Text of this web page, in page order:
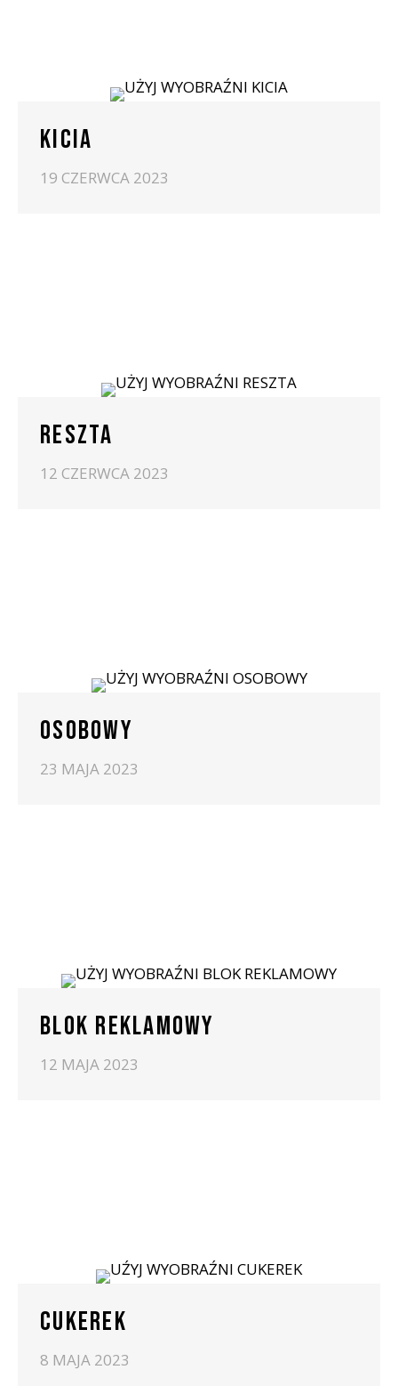
KICIA
19 CZERWCA 2023
RESZTA
12 CZERWCA 2023
OSOBOWY
23 MAJA 2023
BLOK REKLAMOWY
12 MAJA 2023
CUKEREK
8 MAJA 2023